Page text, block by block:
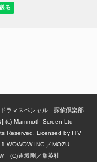
ラマスペシャル 探偵倶楽部
] (c) Mammoth Screen Ltd
Reserved. Licensed by ITV
WOWOW INC.
MOZU
(C)逢坂剛／集英社